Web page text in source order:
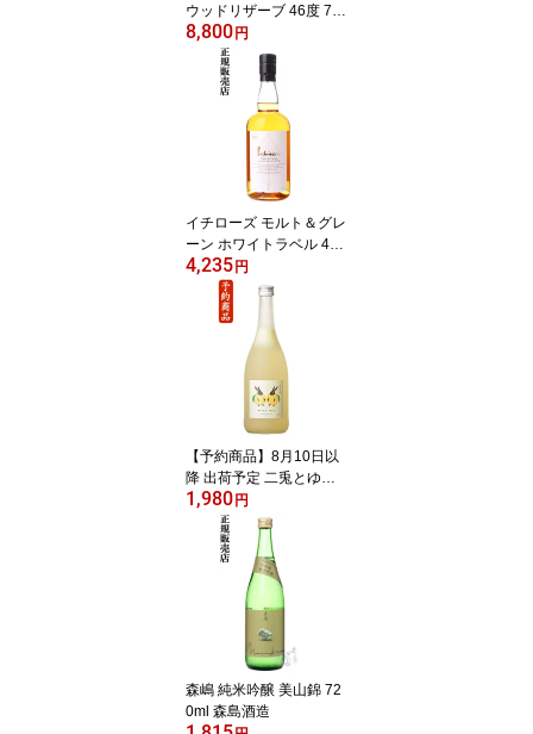
ウッドリザーブ 46度 70
0ml 箱付 ベンチャーウイ
スキー 秩父蒸溜所
8,800円
イチローズ モルト＆グレ
ーン ホワイトラベル 46
度 700ml ベンチャーウイ
スキー 秩父蒸溜所
4,235円
【予約商品】8月10日以
降 出荷予定 二兎とゆず 7
20ml リキュール 丸石醸
1,980円
森嶋 純米吟醸 美山錦 72
0ml 森島酒造